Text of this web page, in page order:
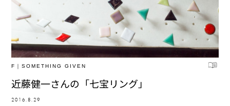
F｜SOMETHING GIVEN
近藤健一さんの「七宝リング」
2016.8.29